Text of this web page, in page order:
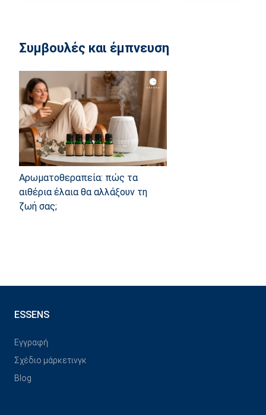
Συμβουλές και έμπνευση
Αρωματοθεραπεία: πώς τα
αιθέρια έλαια θα αλλάξουν τη
ζωή σας;
ESSENS
Εγγραφή
Σχέδιο μάρκετινγκ
Blog